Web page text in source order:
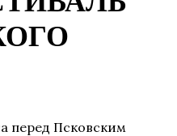
перед Псковским